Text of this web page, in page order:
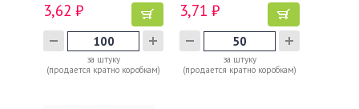
3,62 ₽
за штуку
(продается кратно коробкам)
3,71 ₽
за штуку
(продается кратно коробкам)